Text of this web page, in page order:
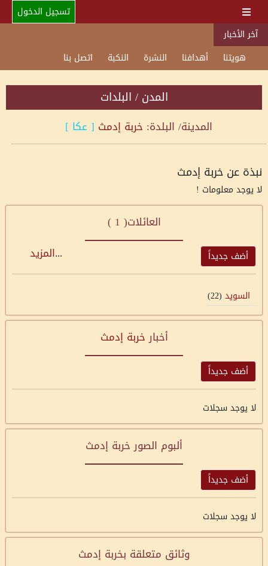
تسجيل الدخول
آخر الأخبار
هويتنا
أهدافنا النشرة النكبة اتصل بنا
المدن / البلدات
المدينة/ البلدة: خربة إدمث [ عكا ]
نبذة عن خربة إدمث
لا يوجد معلومات !
العائلات( 1
)
أضف جديداً ...المزيد
السويد (22)
أخبارخربة إدمث
أضف جديداً
لا يوجد سجلات
ألبوم الصور خربة إدمث
أضف جديداً
لا يوجد سجلات
وثائق متعلقة بخربة إدمث